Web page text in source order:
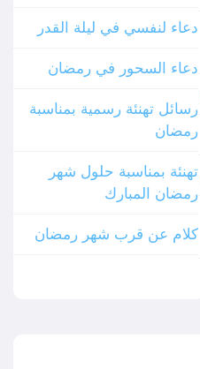
دعاء لنفسي في ليلة القدر
دعاء السحور في رمضان
رسائل تهنئة رسمية بمناسبة
رمضان
تهنئة بمناسبة حلول شهر
رمضان المبارك
كلام عن قرب شهر رمضان